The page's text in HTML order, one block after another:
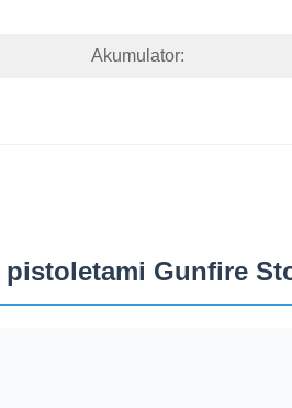
Akumulator:
Gunfire